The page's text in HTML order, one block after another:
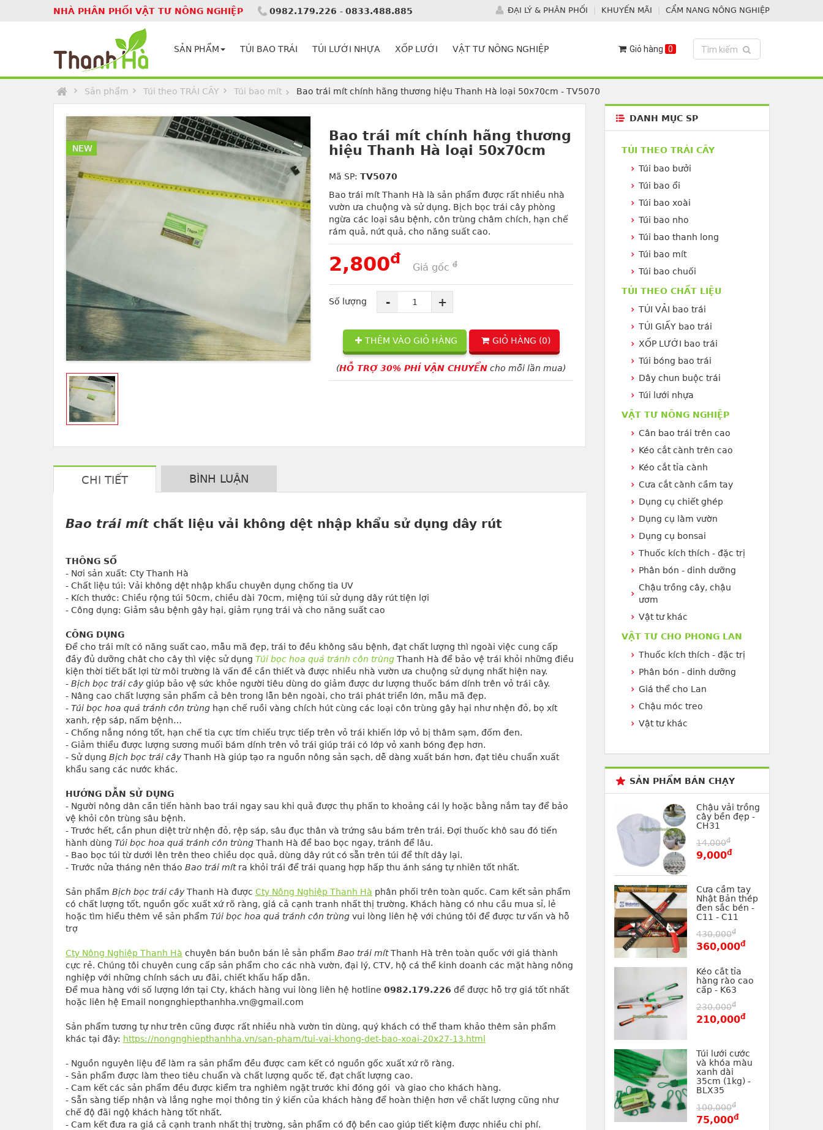
NHÀ PHÂN PHỐI VẬT TƯ NÔNG NGHIỆP 0982.179.226 - 0833.488.885 ĐẠI LÝ & PHÂN PHỐI KHUYẾN MÃI CẨM NANG NÔNG NGHIỆP
SẢN PHẨM TÚI BAO TRÁI TÚI LƯỚI NHỰA XỐP LƯỚI VẬT TƯ NÔNG NGHIỆP Toggle search
Tìm kiếm
Giỏ hàng 0
Sản phẩm Túi theo TRÁI CÂY Túi bao mít Bao trái mít chính hãng thương hiệu Thanh Hà loại 50x70cm - TV5070
NEW
Bao trái mít chính hãng thương
hiệu Thanh Hà loại 50x70cm
Mã SP: TV5070
Bao trái mít Thanh Hà là sản phẩm được rất nhiều nhà
vườn ưa chuộng và sử dụng. Bịch bọc trái cây phòng
ngừa các loại sâu bệnh, côn trùng châm chích, hạn chế
rám quả, nứt quả, cho năng suất cao.
2,800đ
Giá gốc đ
Số lượng - +
THÊM VÀO GIỎ HÀNG GIỎ HÀNG (0)
(HỖ TRỢ 30% PHÍ VẬN CHUYỂN cho mỗi lần mua)
CHI TIẾT BÌNH LUẬN
Bao trái mít chất liệu vải không dệt nhập khẩu sử dụng dây rút
THÔNG SỐ
- Nơi sản xuất: Cty Thanh Hà
- Chất liệu túi: Vải không dệt nhập khẩu chuyên dụng chống tia UV
- Kích thước: Chiều rộng túi 50cm, chiều dài 70cm, miệng túi sử dụng dây rút tiện lợi
- Công dụng: Giảm sâu bệnh gây hại, giảm rụng trái và cho năng suất cao
CÔNG DỤNG
Để cho trái mít có năng suất cao, mẫu mã đẹp, trái to đều không sâu bệnh, đạt chất lượng thì ngoài việc cung cấp
đầy đủ dưỡng chât cho cây thì việc sử dụng Túi bọc hoa quả tránh côn trùng Thanh Hà để bảo vệ trái khỏi những điều
kiện thời tiết bất lợi từ môi trường là vấn đề cần thiết và được nhiều nhà vườn ưa chuộng sử dụng nhất hiện nay.
- Bịch bọc trái cây giúp bảo vệ sức khỏe người tiêu dùng do giảm được dư lượng thuốc bám dính trên vỏ trái cây.
- Nâng cao chất lượng sản phẩm cả bên trong lẫn bên ngoài, cho trái phát triển lớn, mẫu mã đẹp.
- Túi bọc hoa quả tránh côn trùng hạn chế ruồi vàng chích hút cùng các loại côn trùng gây hại như nhện đỏ, bọ xít
xanh, rệp sáp, nấm bệnh…
- Chống nắng nóng tốt, hạn chế tia cực tím chiếu trực tiếp trên vỏ trái khiến lớp vỏ bị thâm sạm, đốm đen.
- Giảm thiểu được lượng sương muối bám dính trên vỏ trái giúp trái có lớp vỏ xanh bóng đẹp hơn.
- Sử dụng Bịch bọc trái cây Thanh Hà giúp tạo ra nguồn nông sản sạch, dễ dàng xuất bán hơn, đạt tiêu chuẩn xuất
khẩu sang các nước khác.
HƯỚNG DẪN SỬ DỤNG
- Người nông dân cần tiến hành bao trái ngay sau khi quả được thụ phấn to khoảng cái ly hoặc bằng nắm tay để bảo
vệ khỏi côn trùng sâu bệnh.
- Trước hết, cần phun diệt trừ nhện đỏ, rệp sáp, sâu đục thân và trứng sâu bám trên trái. Đợi thuốc khô sau đó tiến
hành dùng Túi bọc hoa quả tránh côn trùng Thanh Hà để bao bọc ngay, tránh để lâu.
- Bao bọc túi từ dưới lên trên theo chiều dọc quả, dùng dây rút có sẵn trên túi để thít dây lại.
- Trước nửa tháng nên tháo Bao trái mít ra khỏi trái để trái quang hợp hấp thu ánh sáng tự nhiên tốt nhất.
Sản phẩm Bịch bọc trái câyThanh Hà được Cty Nông Nghiệp Thanh Hà phân phối trên toàn quốc. Cam kết sản phẩm
có chất lượng tốt, nguồn gốc xuất xứ rõ ràng, giá cả cạnh tranh nhất thị trường. Khách hàng có nhu cầu mua sỉ, lẻ
hoặc tìm hiểu thêm về sản phẩm Túi bọc hoa quả tránh côn trùng vui lòng liên hệ với chúng tôi để được tư vấn và hỗ
trợ
Cty Nông Nghiệp Thanh Hà chuyên bán buôn bán lẻ sản phẩm Bao trái mít Thanh Hà trên toàn quốc với giá thành
cực rẻ. Chúng tôi chuyên cung cấp sản phẩm cho các nhà vườn, đại lý, CTV, hộ cá thể kinh doanh các mặt hàng nông
nghiệp với những chính sách ưu đãi, chiết khấu hấp dẫn.
Để mua hàng với số lượng lớn tại Cty, khách hàng vui lòng liên hệ hotline 0982.179.226 để được hỗ trợ giá tốt nhất
hoặc liên hệ Email nongnghiepthanhha.vn@gmail.com
Sản phẩm tương tự như trên cũng được rất nhiều nhà vườn tin dùng, quý khách có thể tham khảo thêm sản phẩm
khác tại đây: https://nongnghiepthanhha.vn/san-pham/tui-vai-khong-det-bao-xoai-20x27-13.html
- Nguồn nguyên liệu để làm ra sản phẩm đều được cam kết có nguồn gốc xuất xứ rõ ràng.
- Sản phẩm được làm theo tiêu chuẩn và chất lượng quốc tế, đạt chất lượng cao.
- Cam kết các sản phẩm đều được kiểm tra nghiêm ngặt trước khi đóng gói  và giao cho khách hàng.
- Sẵn sàng tiếp nhận và lắng nghe mọi thông tin ý kiến của khách hàng để hoàn thiện hơn về chất lượng cũng như
chế độ đãi ngộ khách hàng tốt nhất.
- Cam kết đưa ra giá cả cạnh tranh nhất thị trường, sản phẩm có độ bền cao giúp tiết kiệm được nhiều chi phí.
DANH MỤC SP
TÚI THEO TRÁI CÂY
Túi bao bưởi
Túi bao ổi
Túi bao xoài
Túi bao nho
Túi bao thanh long
Túi bao mít
Túi bao chuối
TÚI THEO CHẤT LIỆU
TÚI VẢI bao trái
TÚI GIẤY bao trái
XỐP LƯỚI bao trái
Túi bóng bao trái
Dây chun buộc trái
Túi lưới nhựa
VẬT TƯ NÔNG NGHIỆP
Cân bao trái trên cao
Kéo cắt cành trên cao
Kéo cắt tỉa cành
Cưa cắt cành cầm tay
Dụng cụ chiết ghép
Dụng cụ làm vườn
Dụng cụ bonsai
Thuốc kích thích - đặc trị
Phân bón - dinh dưỡng
Chậu trồng cây, chậu
ươm
Vật tư khác
VẬT TƯ CHO PHONG LAN
Thuốc kích thích - đặc trị
Phân bón - dinh dưỡng
Giá thể cho Lan
Chậu móc treo
Vật tư khác
SẢN PHẨM BÁN CHẠY
Chậu vải trồng
cây bền đẹp -
CH31
14,000đ
9,000đ
Cưa cầm tay
Nhật Bản thép
đen sắc bén -
C11 - C11
430,000đ
360,000đ
Kéo cắt tỉa
hàng rào cao
cấp - K63
230,000đ
210,000đ
Túi lưới cước
và khóa màu
xanh dài
35cm (1kg) -
BLX35
100,000đ
75,000đ